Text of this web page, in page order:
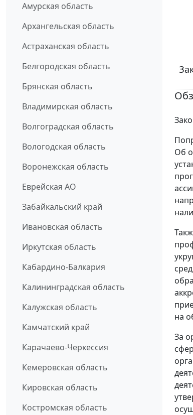
Амурская область
Архангельская область
Астраханская область
Белгородская область
Брянская область
Владимирская область
Волгоградская область
Вологодская область
Воронежская область
Еврейская АО
Забайкальский край
Ивановская область
Иркутская область
Кабардино-Балкария
Калининградская область
Калужская область
Камчатский край
Карачаево-Черкессия
Кемеровская область
Кировская область
Костромская область
Об
на
За